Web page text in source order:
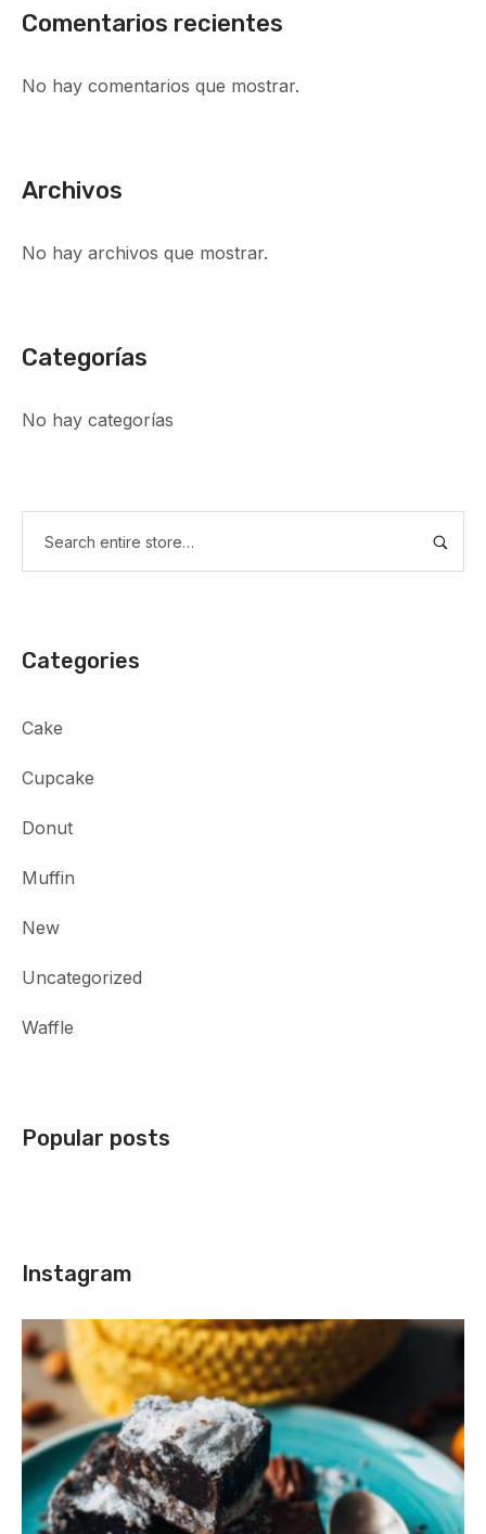
Comentarios recientes
No hay comentarios que mostrar.
Archivos
No hay archivos que mostrar.
Categorías
No hay categorías
Categories
Cake
Cupcake
Donut
Muffin
New
Uncategorized
Waffle
Popular posts
Instagram